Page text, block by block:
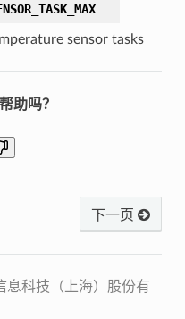
sensor tasks
助吗？
下一页
科技（上海）股份有